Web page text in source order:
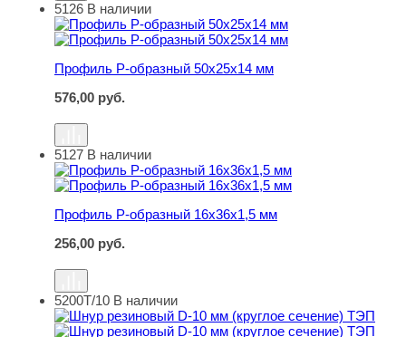
Профиль Р-образный 50х25х14 мм
5126 В наличии
Профиль Р-образный 50х25х14 мм
576,00 руб.
Профиль Р-образный 16х36х1,5 мм
5127 В наличии
Профиль Р-образный 16х36х1,5 мм
256,00 руб.
Шнур резиновый D-10 мм (круглое сечение) ТЭП
5200Т/10 В наличии